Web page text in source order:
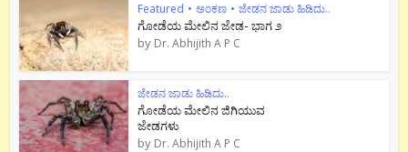
Featured • ಅಂಕಣ • ಜೇಡನ ಜಾಡು ಹಿಡಿದು..
ಗೋಡೆಯ ಮೇಲಿನ ಜೇಡ- ಭಾಗ ೨
by Dr. Abhijith A P C
ಜೇಡನ ಜಾಡು ಹಿಡಿದು..
ಗೋಡೆಯ ಮೇಲಿನ ಜಿಗಿಯುವ
ಜೇಡಗಳು
by Dr. Abhijith A P C